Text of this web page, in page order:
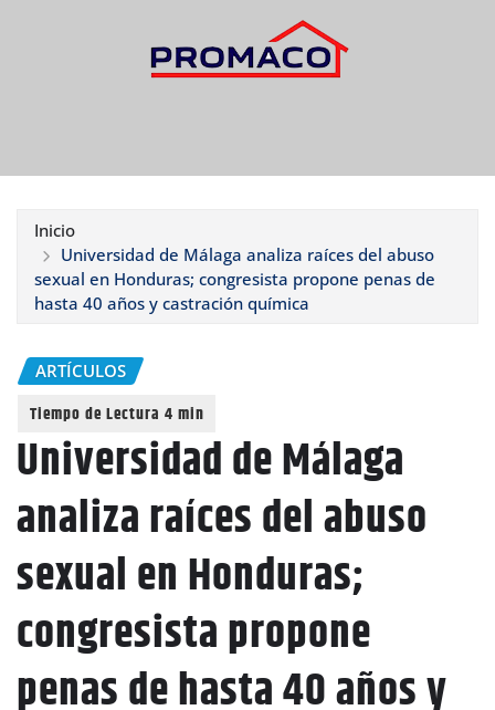
Inicio
Universidad de Málaga analiza raíces del abuso
sexual en Honduras; congresista propone penas de
hasta 40 años y castración química
ARTÍCULOS
Universidad de Málaga
analiza raíces del abuso
sexual en Honduras;
congresista propone
penas de hasta 40 años y